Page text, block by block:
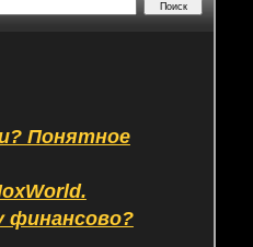
Понятное
финансово?